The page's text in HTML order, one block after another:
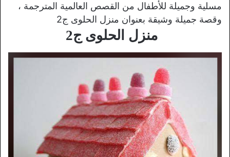
مسلية وجميلة للأطفال من القصص العالمية المترجمة ،
وقصة جميلة وشيقة بعنوان منزل الحلوى ج2
منزل الحلوى ج2